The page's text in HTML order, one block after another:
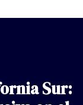
Sur: